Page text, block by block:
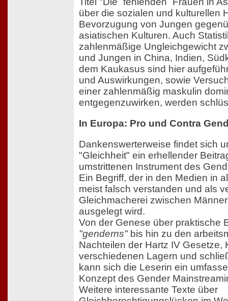
über die sozialen und kulturellen
Bevorzugung von Jungen
asiatischen Kulturen. Auch
zahlenmäßige Ungleichgewicht
und Jungen in China, Indien,
dem Kaukasus sind hier
und Auswirkungen, sowie
einer zahlenmäßig maskulin
entgegenzuwirken, werden
In Europa: Pro und Contra
Dankenswerterweise findet sich
"Gleichheit" ein erhellender
umstrittenen Instrument des
Ein Begriff, der in den Medien in
meist falsch verstanden und als
Gleichmacherei zwischen
ausgelegt wird.
Von der Genese über praktische
"genderns"bis hin zu den
Nachteilen der Hartz IV Gesetze,
verschiedenen Lagern und
kann sich die Leserin ein
Konzept des Gender
Weitere interessante Texte über